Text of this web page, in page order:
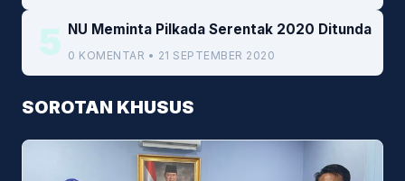
5 NU Meminta Pilkada Serentak 2020 Ditunda
0 KOMENTAR • 21 SEPTEMBER 2020
SOROTAN KHUSUS